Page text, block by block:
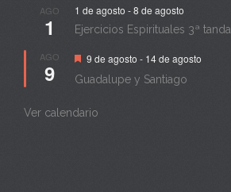
AGO
1
1 de agosto -8 de agosto
Ejercicios Espirituales 3ª tanda
AGO
9
Destacado
9 de agosto - 14 de agosto
Guadalupe y Santiago
Ver calendario